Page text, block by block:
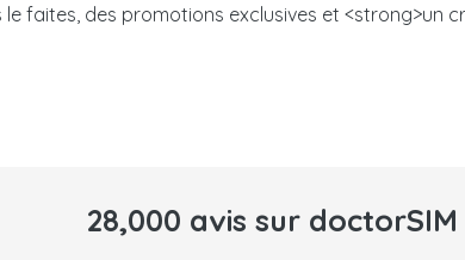
faites, des promotions exclusives et <strong>un
28,000 avis sur doctorSIM